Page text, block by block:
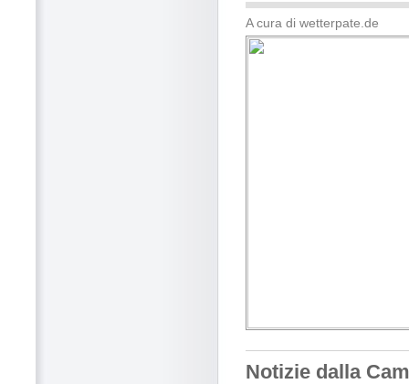
A cura di wetterpate.de
Notizie dalla